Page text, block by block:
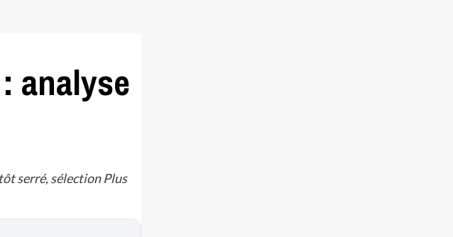
analyse
serré, sélection Plus